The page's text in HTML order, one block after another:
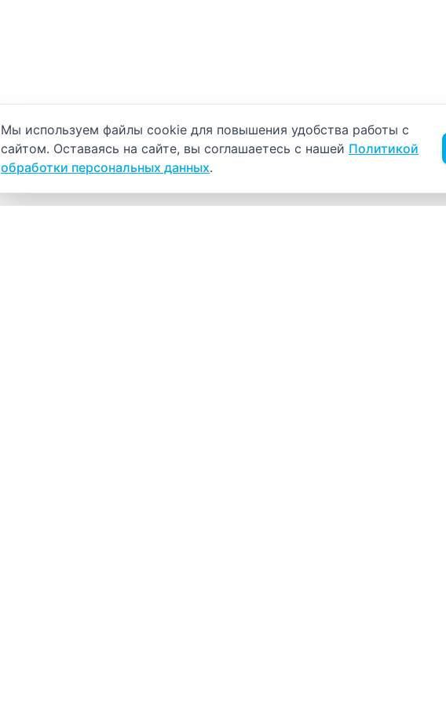
Уведомление об использовании cookie
Мы используем файлы cookie для повышения удобства работы с
сайтом. Оставаясь на сайте, вы соглашаетесь с нашей Политикой
обработки персональных данных.